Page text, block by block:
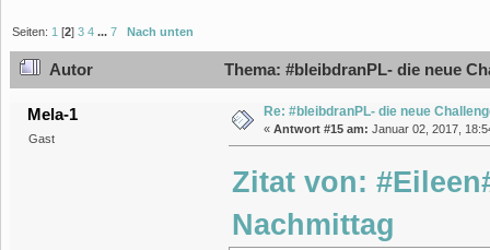
Seiten: 1 [2]3 4 ...7 Nach unten
Autor Thema: #bleibdranPL- die neue
Mela-1
Gast
Re: #bleibdranPL- die neue
« Antwort #15 am: Januar 02, 2017,
Zitat von:
Nachmittag